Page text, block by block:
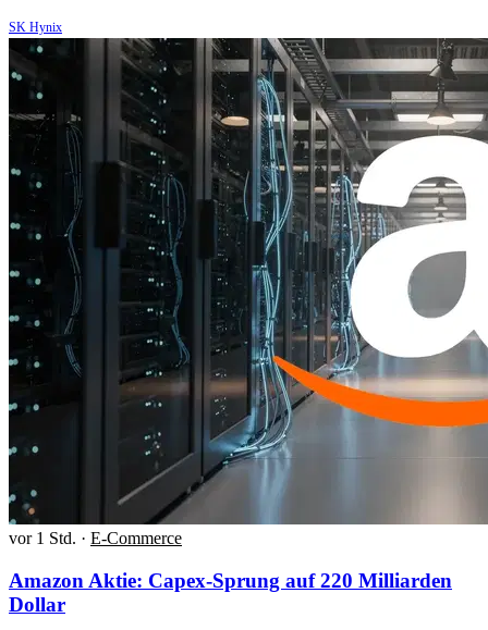
SK Hynix
vor 1 Std. · E-Commerce
Amazon Aktie: Capex-Sprung auf 220 Milliarden
Dollar